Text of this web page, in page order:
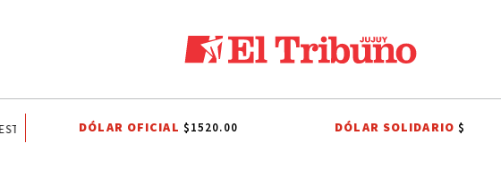
FIESTAS PATRONALES A SAN CAYETANO FIESTAS PATRONALES A SAN CAYETANO EL
DÓLAR OFICIAL $1520.00 DÓLAR SOLIDARIO$